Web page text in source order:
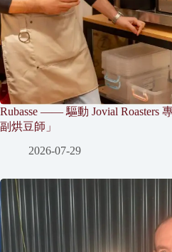
Rubasse —— 驅動 Jovial Roasters
副烘豆師」
2026-07-29